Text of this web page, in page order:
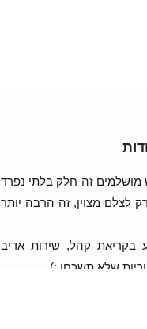
מושלמים זה חלק בלתי נפרד
לצלם מצוין, זה הרבה יותר
בקריאת קהל, שירות אדיב
שלא תשכחו :)